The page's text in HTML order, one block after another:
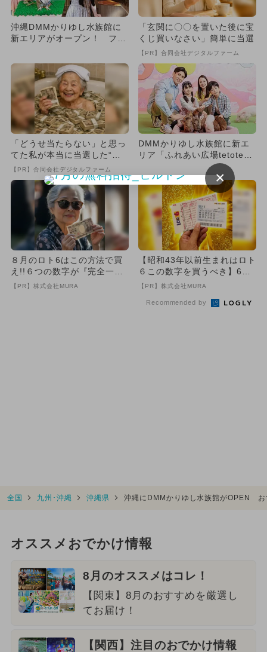
沖縄DMMかりゆし水族館に
新エリアがオープン！ フク
「玄関に〇〇を置いた後に宝
くじ買いなさい」簡単に当選
【PR】合同会社デジタルファーム
「どうせ当たらない」と思っ
てた私が本当に当選した“買
い方”がこれ
【PR】合同会社デジタルファーム
DMMかりゆし水族館に新エ
リア「ふれあい広場tetote」
がOPEN！ 沖縄県民...
８月のロト6はこの方法で買
え!!６つの数字が『完全一
致』する方法
【PR】株式会社MURA
【昭和43年以前生まれはロト
６この数字を買うべき】6つ
の数字が「完全一致」する
【PR】株式会社MURA
Recommended by
全国 九州･沖縄 沖縄県 沖縄にDMMかりゆし水族館がOPEN お
オススメおでかけ情報
8月のオススメはコレ！
【関東】8月のおすすめを厳選し
てお届け！
【関西】注目のおでかけ情報
×